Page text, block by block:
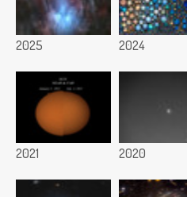
2025 2024
2021 2020